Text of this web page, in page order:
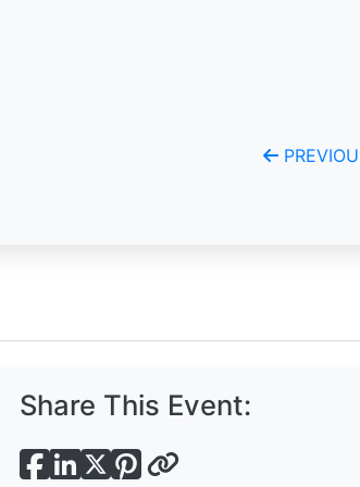
Share This Event: